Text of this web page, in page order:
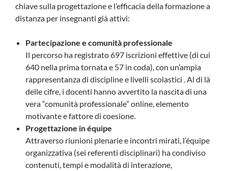
chiave sulla progettazione e l’efficacia della formazione a
distanza per insegnanti già attivi:
Partecipazione e comunità professionale
Il percorso ha registrato 697 iscrizioni effettive (di cui
640 nella prima tornata e 57 in coda), con un’ampia
rappresentanza di discipline e livelli scolastici . Al di là
delle cifre, i docenti hanno avvertito la nascita di una
vera “comunità professionale” online, elemento
motivante e fattore di coesione.
Progettazione in équipe
Attraverso riunioni plenarie e incontri mirati, l’équipe
organizzativa (sei referenti disciplinari) ha condiviso
contenuti, tempi e modalità di interazione,